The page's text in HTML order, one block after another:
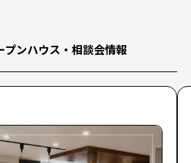
プンハウス・相談会情報